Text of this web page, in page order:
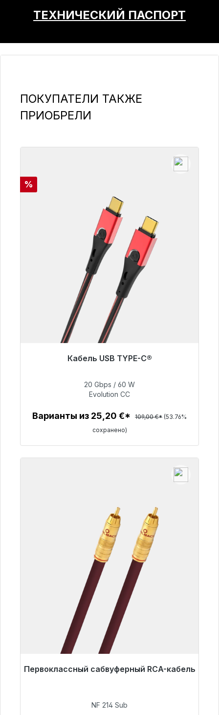
ТЕХНИЧЕСКИЙ ПАСПОРТ
Пропустить галерею продуктов
ПОКУПАТЕЛИ ТАКЖЕ
ПРИОБРЕЛИ
Скидка
%
Кабель USB TYPE-C®
поставки 48 часов*
Детали
20 Gbps / 60 W
Evolution CC
Варианты из 25,20 €* 109,00 €* (53.76%
сохранено)
Первоклассный сабвуферный RCA-кабель
Готовы к немедленной отправке, срок
94,00 €
NF 214 Sub